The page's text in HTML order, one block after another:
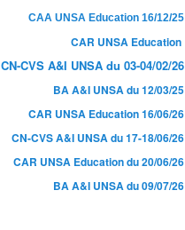
CAA UNSA Education 16/12/25
CAR UNSA Education
CN-CVS A&I UNSA du 03-04/02/26
BA A&I UNSA du 12/03/25
CAR UNSA Education 16/06/26
CN-CVS A&I UNSA du 17-18/06/26
CAR UNSA Education du 20/06/26
BA A&I UNSA du 09/07/26